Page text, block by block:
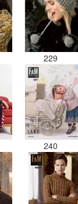
229
240